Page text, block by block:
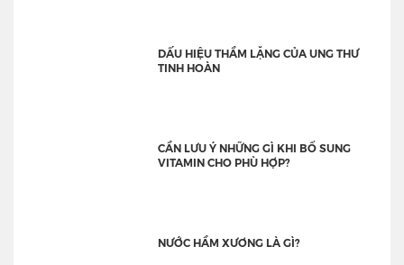
DẤU HIỆU THẦM LẶNG CỦA UNG THƯ
TINH HOÀN
CẦN LƯU Ý NHỮNG GÌ KHI BỔ SUNG
VITAMIN CHO PHÙ HỢP?
NƯỚC HẦM XƯƠNG LÀ GÌ?